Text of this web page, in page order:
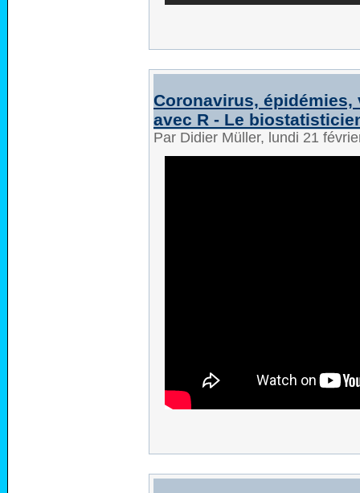
Coronavirus,
avec R - Le
Par Didier Müller, lundi 21